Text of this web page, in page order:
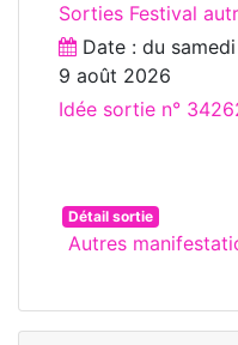
Sorties Festival
Date : du
9 août 2026
Idée sortie n°
Détail sortie
Autres